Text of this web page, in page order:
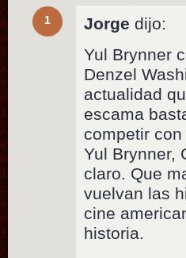
1 Jorge dijo:
Yul Brynner
Denzel
actualidad
escama
competir
Yul Brynner,
claro. Que
vuelvan las
cine
historia.